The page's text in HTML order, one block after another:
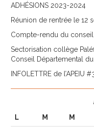
ADHÉSIONS 2023-2024
Réunion de rentrée le 12
Compte-rendu du
Sectorisation collège
Conseil Départemental
INFOLETTRE de l’APEIU
L
M M